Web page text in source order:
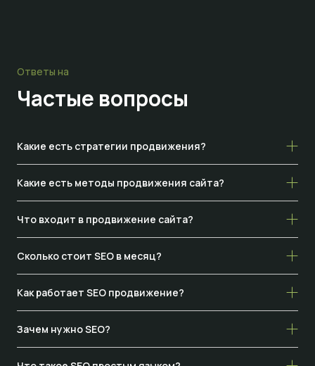
Ответы на
Частые вопросы
Какие есть стратегии продвижения?
Какие есть методы продвижения сайта?
Что входит в продвижение сайта?
Сколько стоит SEO в месяц?
Как работает SEO продвижение?
Зачем нужно SEO?